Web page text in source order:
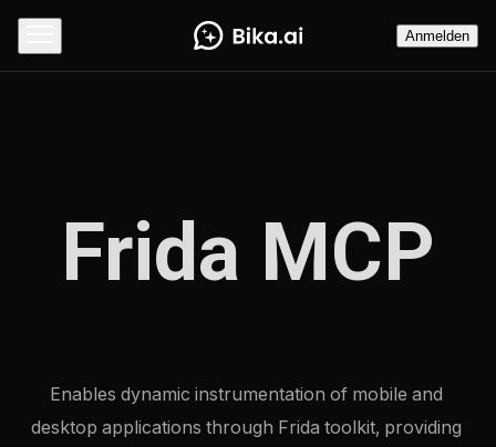
Anmelden
Frida MCP
Enables dynamic instrumentation of mobile and
desktop applications through Frida toolkit, providing